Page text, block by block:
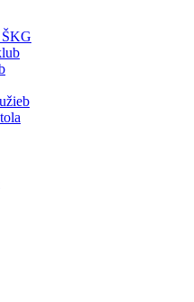
ŠKG